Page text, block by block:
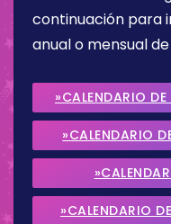
continuación para
anual o mensual
»CALENDARIO
»CALENDARIO
»CALENDARIO